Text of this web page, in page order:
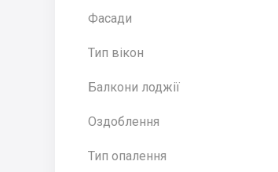
Фасади
Тип вікон
Балкони лоджії
Оздоблення
Тип опалення